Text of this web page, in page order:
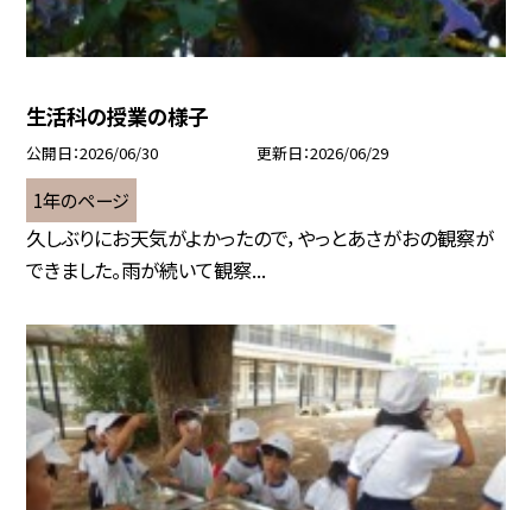
生活科の授業の様子
公開日 2026/06/30 更新日 2026/06/29
1年のページ
久しぶりにお天気がよかったので，やっとあさがおの観察が
できました。雨が続いて観察...